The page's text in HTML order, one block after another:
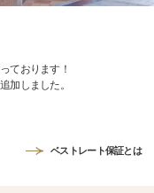
ております！
加しました。
ベストレート保証とは